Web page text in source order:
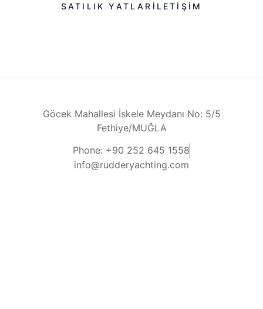
SATILIK YATLAR ILETIŞIM
Göcek Mahallesi İskele Meydanı No: 5/5
Fethiye/MUĞLA
Phone: +90 252 645 1558
info@rudderyachting.com